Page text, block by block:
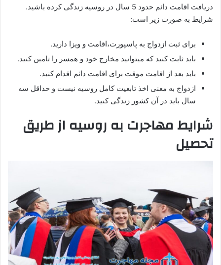
دریافت اقامت دائم حدود 5 سال در روسیه زندگی کرده باشید.
شرایط به صورت زیر است:
برای ثبت ازدواج به پاسپورت،اقامت و ویزا دارید.
باید ثابت کنید که میتوانید مخارج خود و همسر را تامین کنید.
باید بعد از اقامت موقت برای اقامت دائم اقدام کنید.
ازدواج به معنی اخذ تابعیت کامل روسیه نیست و حداقل سه
سال باید در آن کشور زندگی کنید.
شرایط مهاجرت به روسیه از طریق
تحصیل